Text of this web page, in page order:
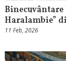
Haralambie”
11 Feb, 2026